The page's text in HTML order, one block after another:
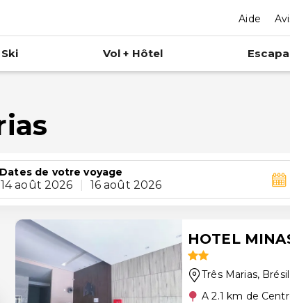
Aide
Ski Vol + Hôtel
Dates de votre voyage
14 août 2026 16 août 2026
HOTEL
Três Marias, Brésil
A 2.1 km de